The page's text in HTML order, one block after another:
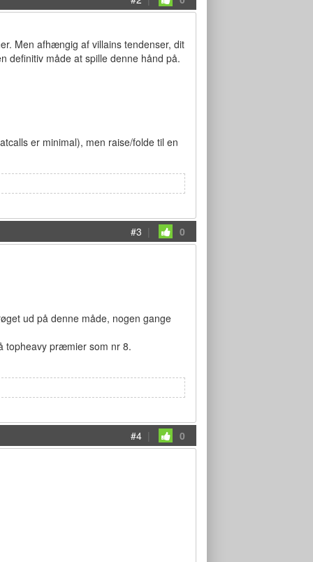
Men afhængig af villains tendenser, dit
definitiv måde at spille denne hånd på.
er minimal), men raise/folde til en
#3 | 0
ud på denne måde, nogen gange
topheavy præmier som nr 8.
#4 | 0